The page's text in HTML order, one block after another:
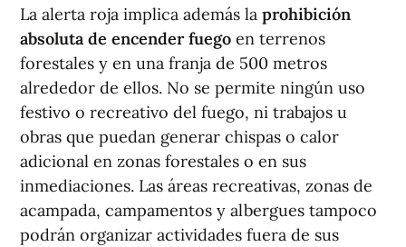
La alerta roja implica además la prohibición
absoluta de encender fuego en terrenos
forestales y en una franja de 500 metros
alrededor de ellos. No se permite ningún uso
festivo o recreativo del fuego, ni trabajos u
obras que puedan generar chispas o calor
adicional en zonas forestales o en sus
inmediaciones. Las áreas recreativas, zonas de
acampada, campamentos y albergues tampoco
podrán organizar actividades fuera de sus